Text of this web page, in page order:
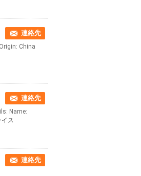
連絡先
China
連絡先
Name:
ス
連絡先